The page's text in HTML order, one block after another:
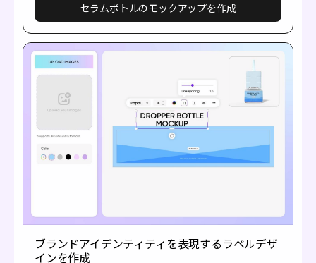
セラムボトルのモックアップを作成
ブランドアイデンティティを表現するラベルデザ
インを作成